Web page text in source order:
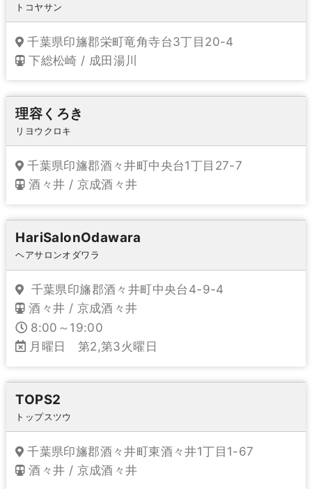
トコヤサン
千葉県印旛郡栄町竜角寺台3丁目20-4
下総松崎 / 成田湯川
理容くろき
リヨウクロキ
千葉県印旛郡酒々井町中央台1丁目27-7
酒々井 / 京成酒々井
HariSalonOdawara
ヘアサロンオダワラ
千葉県印旛郡酒々井町中央台4-9-4
酒々井 / 京成酒々井
8:00～19:00
月曜日 第2,第3火曜日
TOPS2
トップスツウ
千葉県印旛郡酒々井町東酒々井1丁目1-67
酒々井 / 京成酒々井